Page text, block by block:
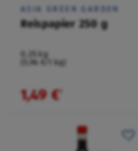
ASIA GREEN GARDEN
Reispapier 250 g
0,25 kg
(5,96 €/1 kg)
1,49 €¹